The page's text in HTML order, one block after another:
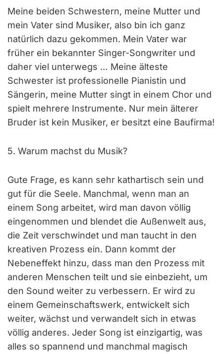
Meine beiden Schwestern, meine Mutter und
mein Vater sind Musiker, also bin ich ganz
natürlich dazu gekommen. Mein Vater war
früher ein bekannter Singer-Songwriter und
daher viel unterwegs … Meine älteste
Schwester ist professionelle Pianistin und
Sängerin, meine Mutter singt in einem Chor und
spielt mehrere Instrumente. Nur mein älterer
Bruder ist kein Musiker, er besitzt eine Baufirma!
5. Warum machst du Musik?
Gute Frage, es kann sehr kathartisch sein und
gut für die Seele. Manchmal, wenn man an
einem Song arbeitet, wird man davon völlig
eingenommen und blendet die Außenwelt aus,
die Zeit verschwindet und man taucht in den
kreativen Prozess ein. Dann kommt der
Nebeneffekt hinzu, dass man den Prozess mit
anderen Menschen teilt und sie einbezieht, um
den Sound weiter zu verbessern. Er wird zu
einem Gemeinschaftswerk, entwickelt sich
weiter, wächst und verwandelt sich in etwas
völlig anderes. Jeder Song ist einzigartig, was
alles so spannend und manchmal magisch